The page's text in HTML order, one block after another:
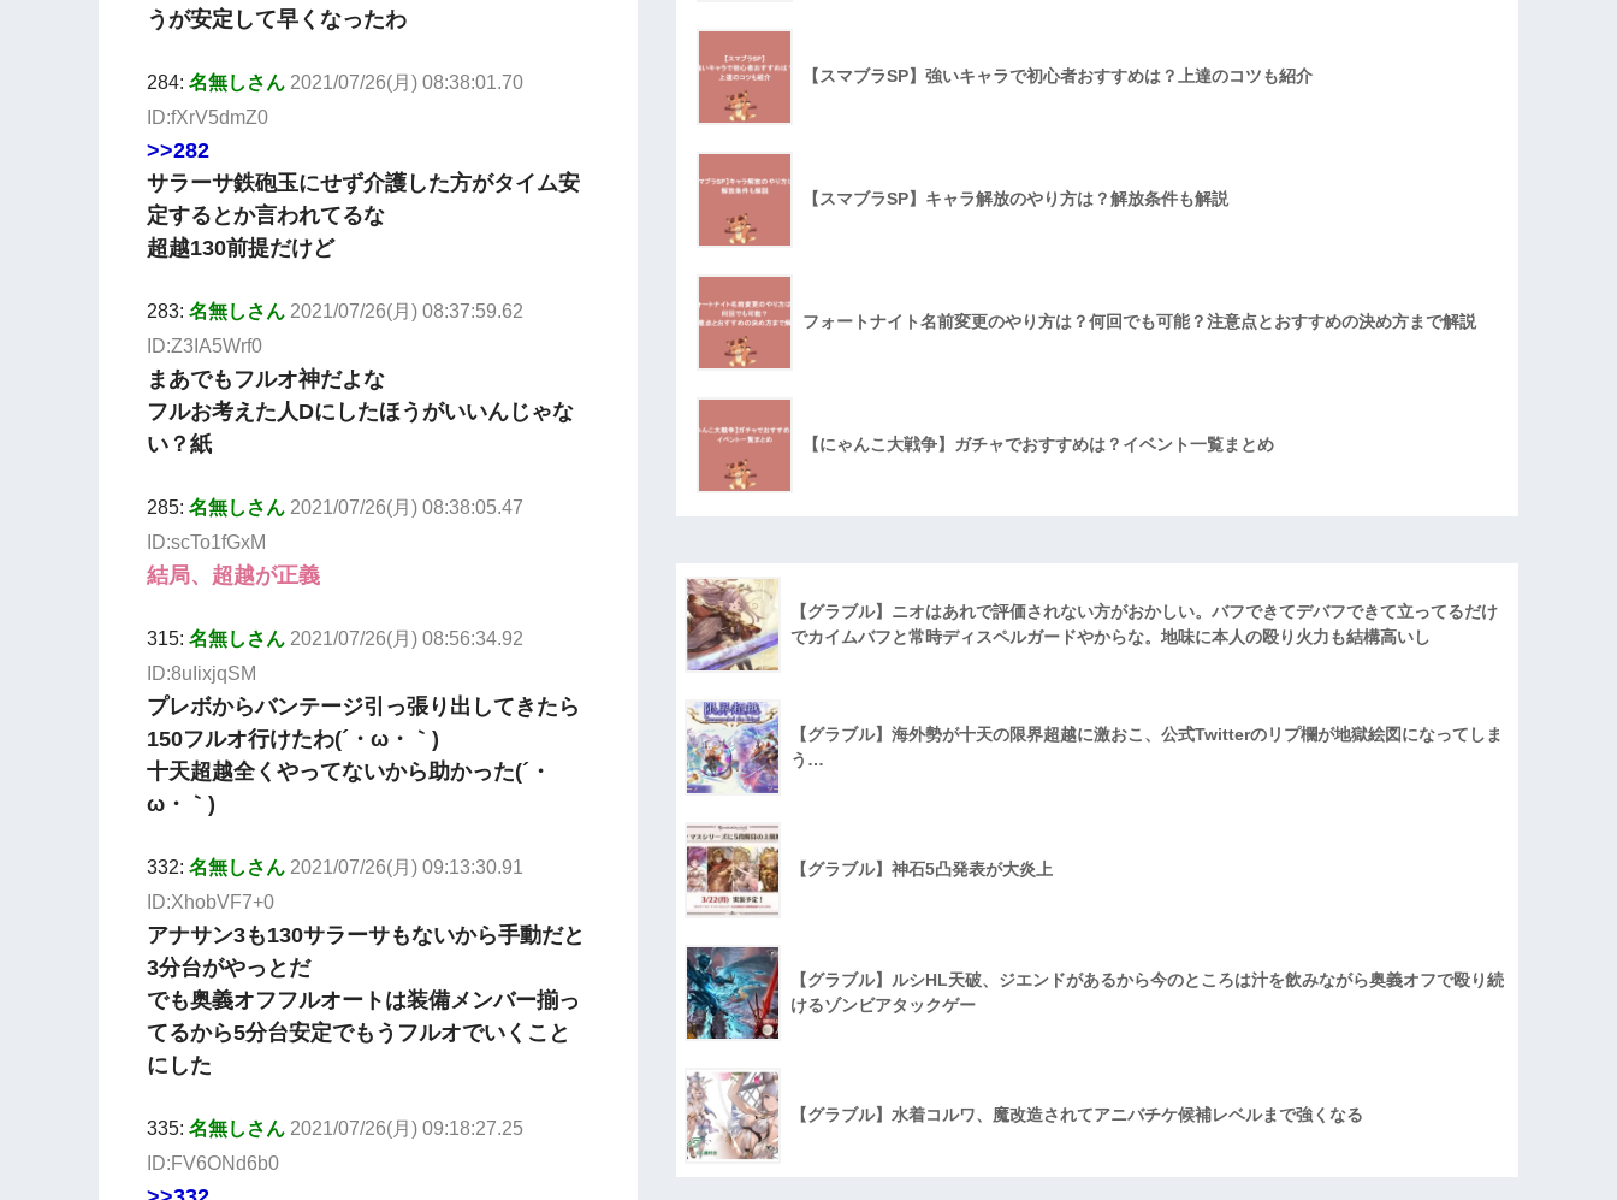
うが安定して早くなったわ
284: 名無しさん 2021/07/26(月) 08:38:01.70
ID:fXrV5dmZ0
>>282
サラーサ鉄砲玉にせず介護した方がタイム安
定するとか言われてるな
超越130前提だけど
283: 名無しさん 2021/07/26(月) 08:37:59.62
ID:Z3IA5Wrf0
まあでもフルオ神だよな
フルお考えた人Dにしたほうがいいんじゃな
い？紙
285: 名無しさん 2021/07/26(月) 08:38:05.47
ID:scTo1fGxM
結局、超越が正義
315: 名無しさん 2021/07/26(月) 08:56:34.92
ID:8uIixjqSM
プレボからバンテージ引っ張り出してきたら
150フルオ行けたわ(´・ω・｀)
十天超越全くやってないから助かった(´・
ω・｀)
332: 名無しさん 2021/07/26(月) 09:13:30.91
ID:XhobVF7+0
アナサン3も130サラーサもないから手動だと
3分台がやっとだ
でも奥義オフフルオートは装備メンバー揃っ
てるから5分台安定でもうフルオでいくこと
にした
335: 名無しさん 2021/07/26(月) 09:18:27.25
ID:FV6ONd6b0
【スマブラSP】強いキャラで初心者おすすめは？上達のコツも紹介
【スマブラSP】キャラ解放のやり方は？解放条件も解説
フォートナイト名前変更のやり方は？何回でも可能？注意点とおすすめの決め方まで解説
【にゃんこ大戦争】ガチャでおすすめは？イベント一覧まとめ
【グラブル】ニオはあれで評価されない方がおかしい。バフできてデバフできて立ってるだけ
でカイムバフと常時ディスペルガードやからな。地味に本人の殴り火力も結構高いし
【グラブル】海外勢が十天の限界超越に激おこ、公式Twitterのリプ欄が地獄絵図になってしま
う…
【グラブル】神石5凸発表が大炎上
【グラブル】ルシHL天破、ジエンドがあるから今のところは汁を飲みながら奥義オフで殴り続
けるゾンビアタックゲー
【グラブル】水着コルワ、魔改造されてアニバチケ候補レベルまで強くなる